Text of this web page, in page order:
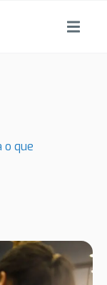
o que